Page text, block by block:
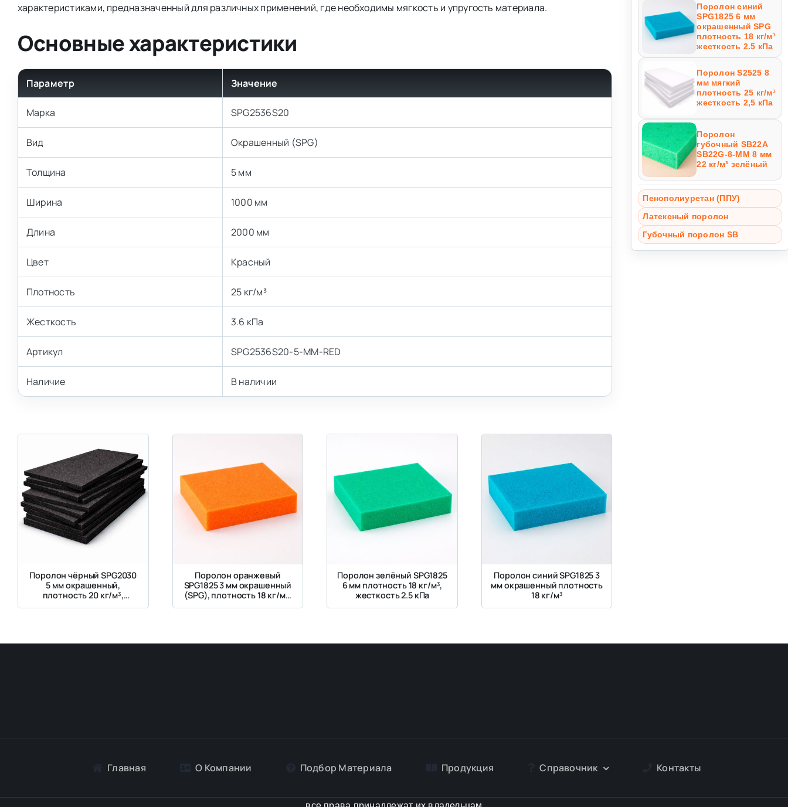
характеристиками, предназначенный для различных применений, где необходимы мягкость и упругость материала.
Основные характеристики
Параметр Значение
Марка SPG2536S20
Вид Окрашенный (SPG)
Толщина 5 мм
Ширина 1000 мм
Длина 2000 мм
Цвет Красный
Плотность 25 кг/м³
Жесткость 3.6 кПа
Артикул SPG2536S20-5-MM-RED
Наличие В наличии
Поролон чёрный SPG2030
5 мм окрашенный,
плотность 20 кг/м³,
Поролон оранжевый
SPG1825 3 мм окрашенный
(SPG), плотность 18 кг/м³,
Поролон зелёный SPG1825
6 мм плотность 18 кг/м³,
жесткость 2.5 кПа
Поролон синий SPG1825 3
мм окрашенный плотность
18 кг/м³
Поролон синий
SPG1825 6 мм
окрашенный SPG
плотность 18 кг/м³
жесткость 2.5 кПа
Поролон S2525 8
мм мягкий
плотность 25 кг/м³
жесткость 2,5 кПа
Поролон
губочный SB22A
SB22G-8-MM 8 мм
22 кг/м³ зелёный
Пенополиуретан (ППУ)
Латексный поролон
Губочный поролон SB
Главная О Компании Подбор Материалa Продукция Справочник Контакты